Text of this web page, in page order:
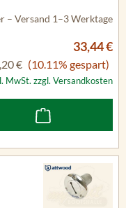
– Versand 1–3 Werktage
33,44 €
€ (10.11% gespart)
MwSt. zzgl. Versandkosten